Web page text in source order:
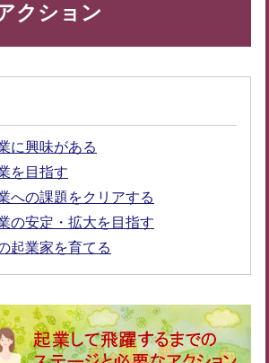
クション
に興味がある
を目指す
への課題をクリアする
の安定・拡大を目指す
起業家を育てる